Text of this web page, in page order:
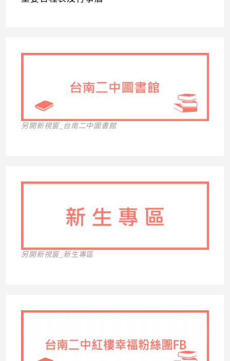
另開新視窗_台南二中圖書館
另開新視窗_新生專區